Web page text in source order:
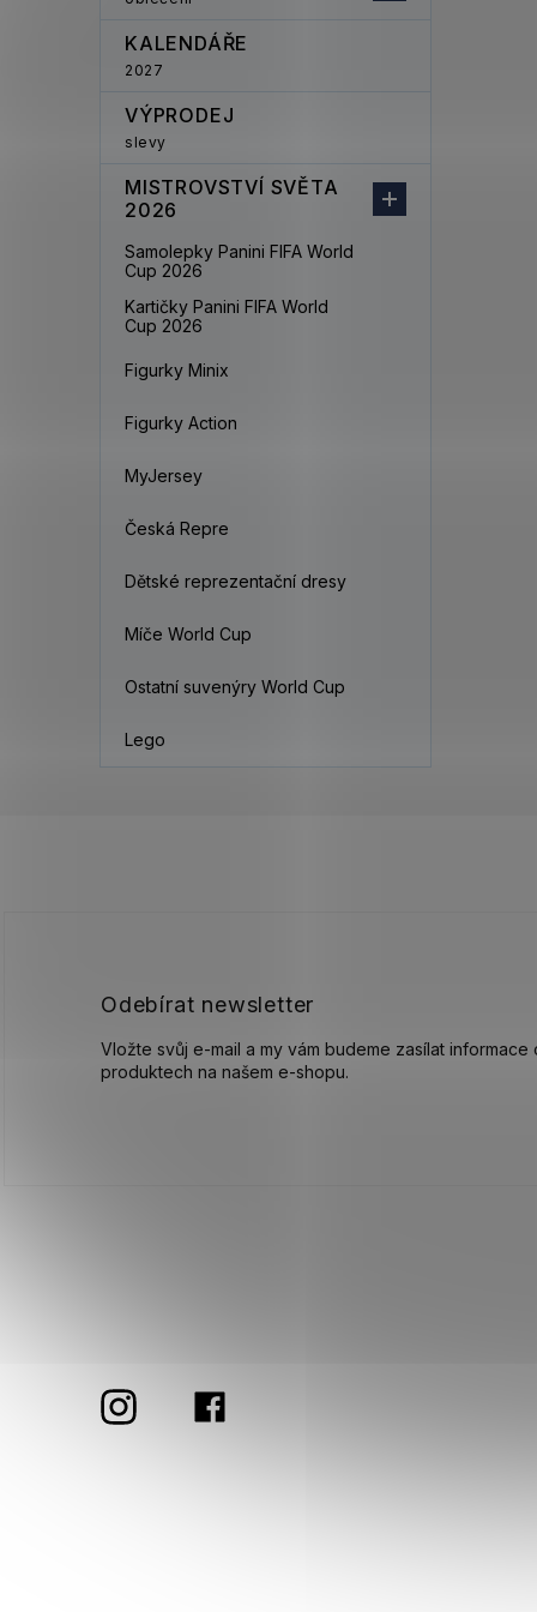
KALENDÁŘE
2027
VÝPRODEJ
slevy
MISTROVSTVÍ SVĚTA
2026
Samolepky Panini FIFA World
Cup 2026
Kartičky Panini FIFA World
Cup 2026
Figurky Minix
Figurky Action
MyJersey
Česká Repre
Dětské reprezentační dresy
Míče World Cup
Ostatní suvenýry World Cup
Lego
Odebírat newsletter
Vložte svůj e-mail a my vám budeme zasílat informace
produktech na našem e-shopu.